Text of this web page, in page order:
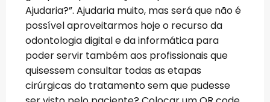
Ajudaria?”. Ajudaria muito, mas será que não é
possível aproveitarmos hoje o recurso da
odontologia digital e da informática para
poder servir também aos profissionais que
quisessem consultar todas as etapas
cirúrgicas do tratamento sem que pudesse